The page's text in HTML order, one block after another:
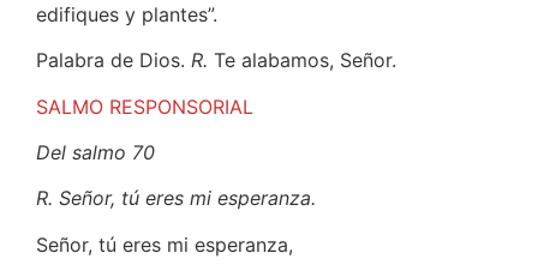
edifiques y plantes”.
Palabra de Dios. R. Te alabamos, Señor.
SALMO RESPONSORIAL
Del salmo 70
R. Señor, tú eres mi esperanza.
Señor, tú eres mi esperanza,